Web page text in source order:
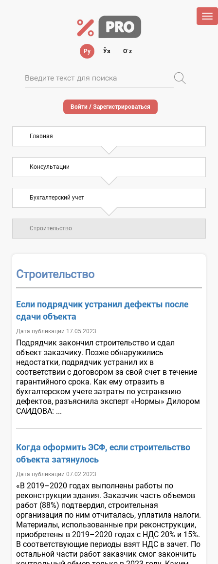
Ру Ўз Oʻz
Войти / Зарегистрироваться
Главная
Консультации
Бухгалтерский учет
Строительство
Строительство
Если подрядчик устранил дефекты после
сдачи объекта
Дата публикации 17.05.2023
Подрядчик закончил строительство и сдал
объект заказчику. Позже обнаружились
недостатки, подрядчик устранил их в
соответствии с договором за свой счет в течение
гарантийного срока. Как ему отразить в
бухгалтерском учете затраты по устранению
дефектов, разъяснила эксперт «Нормы» Дилором
САИДОВА: ...
Когда оформить ЭСФ, если строительство
объекта затянулось
Дата публикации 07.02.2023
«В 2019–2020 годах выполнены работы по
реконструкции здания. Заказчик часть объемов
работ (88%) подтвердил, строительная
организация по ним отчиталась, уплатила налоги.
Материалы, использованные при реконструкции,
приобретены в 2019–2020 годах с НДС 20% и 15%.
В соответствующие периоды взят НДС в зачет. По
остальной части работ заказчик смог закончить